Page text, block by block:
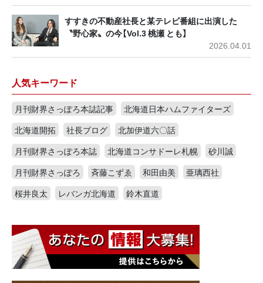
すすきの不動産社長と某テレビ番組に出演した
〝野心家〟の今【Vol.3 桃瀬 とも】
2026.04.01
人気キーワード
月刊財界さっぽろ本誌記事
北海道日本ハムファイターズ
北海道開拓
社長ブログ
北加伊道六〇話
月刊財界さっぽろ本誌
北海道コンサドーレ札幌
砂川誠
月刊財界さっぽろ
斉藤こずゑ 和田由美
亜璃西社
桜井良太
レバンガ北海道 鈴木直道